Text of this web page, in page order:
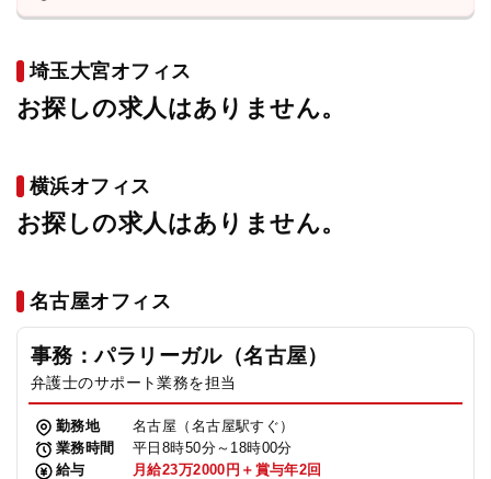
埼玉大宮オフィス
お探しの求人はありません。
横浜オフィス
お探しの求人はありません。
名古屋オフィス
事務：パラリーガル（名古屋）
弁護士のサポート業務を担当
勤務地
名古屋（名古屋駅すぐ）
業務時間
平日8時50分～18時00分
給与
月給23万2000円＋賞与年2回